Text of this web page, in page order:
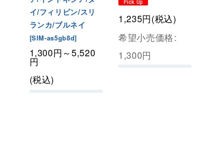
イ/フィリピン/スリ
ランカ/ブルネイ
[SIM-as5gb8d]
1,300円～5,520
円
(税込)
1,235円(税込)
希望小売価格:
1,300円